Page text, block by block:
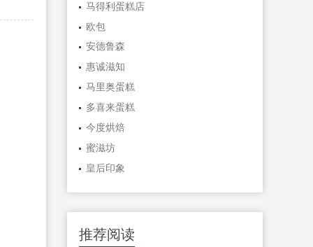
马得利蛋糕店
欧包
安德鲁森
惠诚滋知
马里奥蛋糕
多喜来蛋糕
今度烘焙
蜜滋坊
皇后印象
推荐阅读